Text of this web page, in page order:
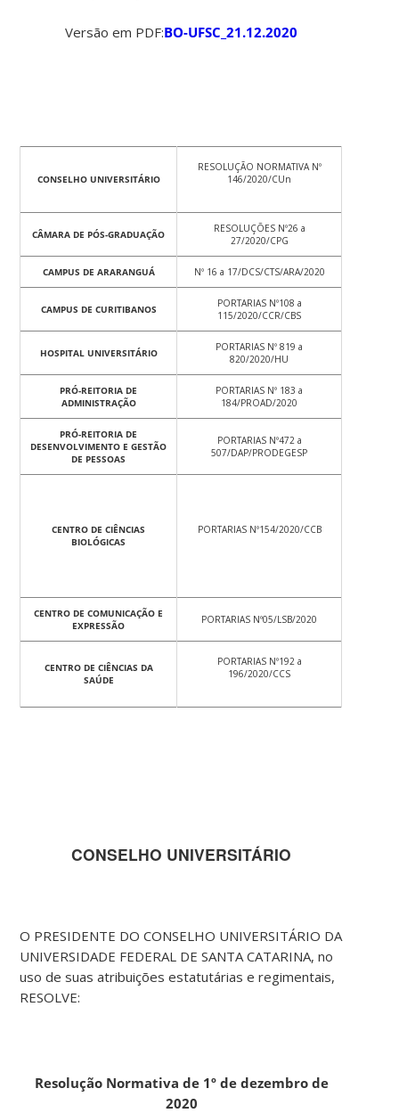
Versão em PDF:BO-UFSC_21.12.2020
CONSELHO UNIVERSITÁRIO
RESOLUÇÃO NORMATIVA Nº
146/2020/CUn
CÂMARA DE PÓS-GRADUAÇÃO
RESOLUÇÕES Nº26 a
27/2020/CPG
CAMPUS DE ARARANGUÁ Nº 16 a 17/DCS/CTS/ARA/2020
CAMPUS DE CURITIBANOS
PORTARIAS Nº108 a
115/2020/CCR/CBS
HOSPITAL UNIVERSITÁRIO
PORTARIAS Nº 819 a
820/2020/HU
PRÓ-REITORIA DE
ADMINISTRAÇÃO
PORTARIAS Nº 183 a
184/PROAD/2020
PRÓ-REITORIA DE
DESENVOLVIMENTO E GESTÃO
DE PESSOAS
PORTARIAS Nº472 a
507/DAP/PRODEGESP
CENTRO DE CIÊNCIAS
BIOLÓGICAS
PORTARIAS Nº154/2020/CCB
CENTRO DE COMUNICAÇÃO E
EXPRESSÃO
PORTARIAS Nº05/LSB/2020
CENTRO DE CIÊNCIAS DA
SAÚDE
PORTARIAS Nº192 a
196/2020/CCS
CONSELHO UNIVERSITÁRIO
O PRESIDENTE DO CONSELHO UNIVERSITÁRIO DA
UNIVERSIDADE FEDERAL DE SANTA CATARINA, no
uso de suas atribuições estatutárias e regimentais,
RESOLVE:
Resolução Normativa de 1ºde dezembrode
2020